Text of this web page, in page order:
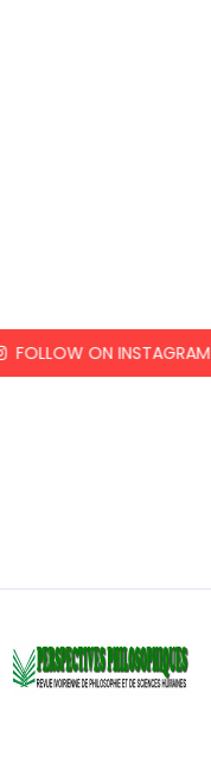
FOLLOW ON INSTAGRAM